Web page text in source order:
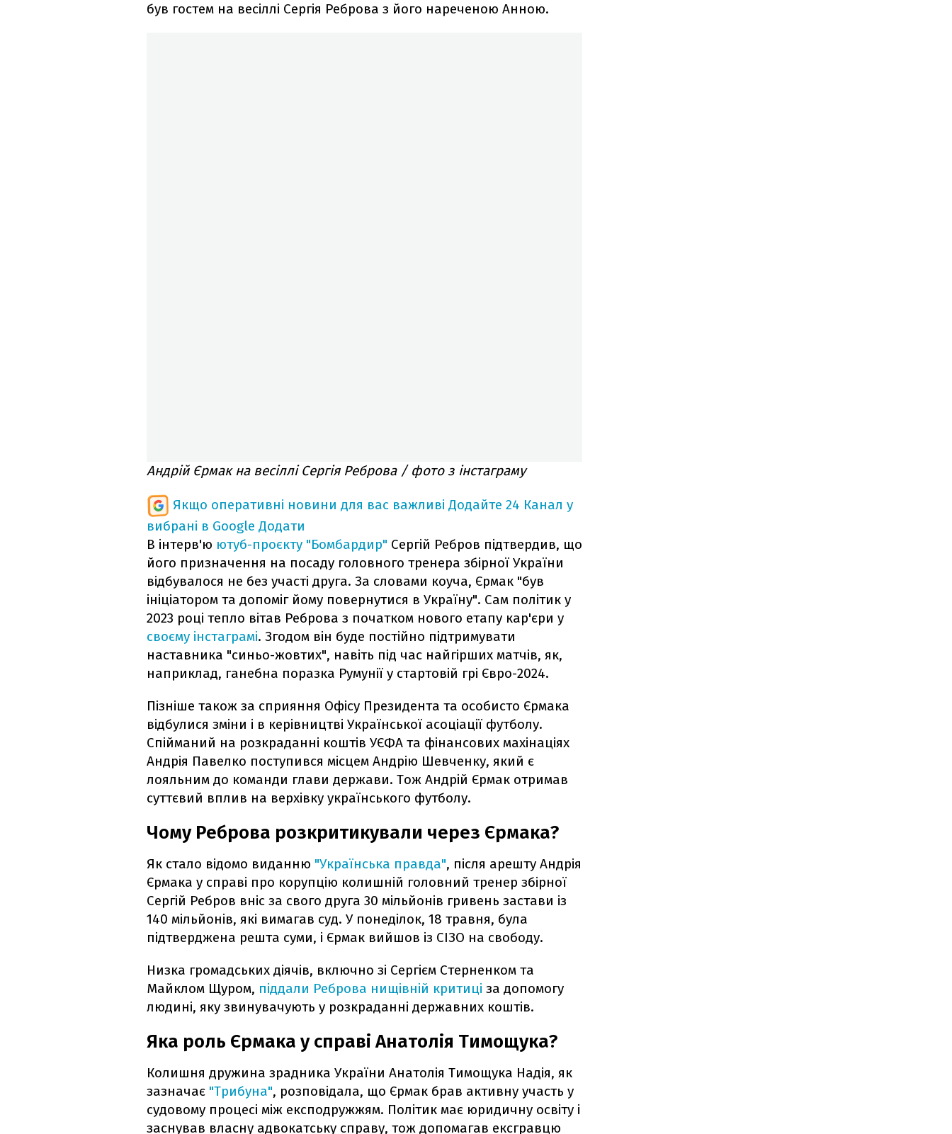
був гостем на весіллі Сергія Реброва з його нареченою Анною.
Андрій Єрмак на весіллі Сергія Реброва / фото з інстаграму
Якщо оперативні новини для вас важливі Додайте 24 Канал у
вибрані в Google Додати
В інтерв'ю ютуб-проєкту "Бомбардир" Сергій Ребров підтвердив, що
його призначення на посаду головного тренера збірної України
відбувалося не без участі друга. За словами коуча, Єрмак "був
ініціатором та допоміг йому повернутися в Україну". Сам політик у
2023 році тепло вітав Реброва з початком нового етапу кар'єри у
своєму інстаграмі. Згодом він буде постійно підтримувати
наставника "синьо-жовтих", навіть під час найгірших матчів, як,
наприклад, ганебна поразка Румунії у стартовій грі Євро-2024.
Пізніше також за сприяння Офісу Президента та особисто Єрмака
відбулися зміни і в керівництві Української асоціації футболу.
Спійманий на розкраданні коштів УЄФА та фінансових махінаціях
Андрія Павелко поступився місцем Андрію Шевченку, який є
лояльним до команди глави держави. Тож Андрій Єрмак отримав
суттєвий вплив на верхівку українського футболу.
Чому Реброва розкритикували через Єрмака?
Як стало відомо виданню "Українська правда", після арешту Андрія
Єрмака у справі про корупцію колишній головний тренер збірної
Сергій Ребров вніс за свого друга 30 мільйонів гривень застави із
140 мільйонів, які вимагав суд. У понеділок, 18 травня, була
підтверджена решта суми, і Єрмак вийшов із СІЗО на свободу.
Низка громадських діячів, включно зі Сергієм Стерненком та
Майклом Щуром, піддали Реброва нищівній критиці за допомогу
людині, яку звинувачують у розкраданні державних коштів.
Яка роль Єрмака у справі Анатолія Тимощука?
Колишня дружина зрадника України Анатолія Тимощука Надія, як
зазначає "Трибуна", розповідала, що Єрмак брав активну участь у
судовому процесі між експодружжям. Політик має юридичну освіту і
заснував власну адвокатську справу, тож допомагав ексгравцю